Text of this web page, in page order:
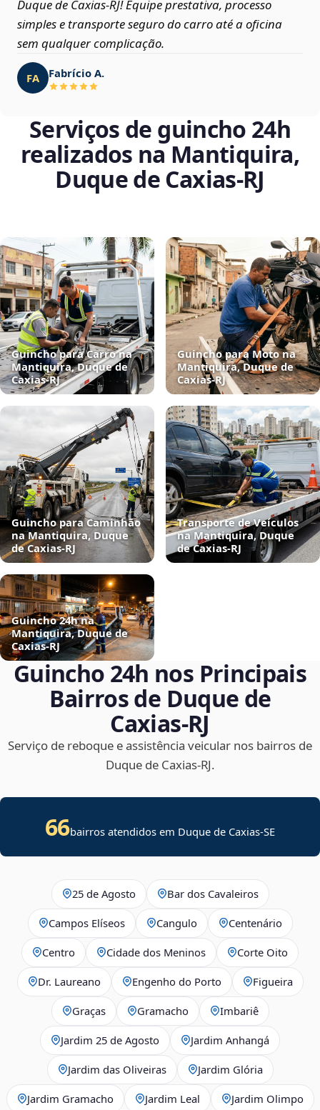
Duque de Caxias‑RJ! Equipe prestativa, processo
simples e transporte seguro do carro até a oficina
sem qualquer complicação.
FA Fabrício A.
Serviços de guincho 24h
realizados na Mantiquira,
Duque de Caxias‑RJ
Guincho para Carro na
Mantiquira, Duque de
Caxias‑RJ
Guincho para Moto na
Mantiquira, Duque de
Caxias‑RJ
Guincho para Caminhão
na Mantiquira, Duque
de Caxias‑RJ
Transporte de Veículos
na Mantiquira, Duque
de Caxias‑RJ
Guincho 24h na
Mantiquira, Duque de
Caxias‑RJ
Guincho 24h nos Principais
Bairros de Duque de
Caxias‑RJ
Serviço de reboque e assistência veicular nos bairros de
Duque de Caxias‑RJ.
66bairros atendidos em Duque de Caxias-SE
25 de Agosto Bar dos Cavaleiros
Campos Elíseos Cangulo Centenário
Centro Cidade dos Meninos Corte Oito
Dr. Laureano Engenho do Porto Figueira
Graças Gramacho Imbariê
Jardim 25 de Agosto Jardim Anhangá
Jardim das Oliveiras Jardim Glória
Jardim Gramacho Jardim Leal Jardim Olimpo